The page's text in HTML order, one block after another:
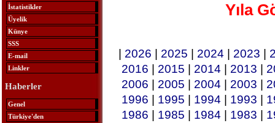
İstatistikler
Üyelik
Künye
SSS
E-mail
Linkler
Haberler
Genel
Türkiye'den
Yıla
2026 2025 2024 2023
2016
2015 2014 2013
2006
2005 2004 2003
1996
1995 1994 1993
1986
1985 1984 1983